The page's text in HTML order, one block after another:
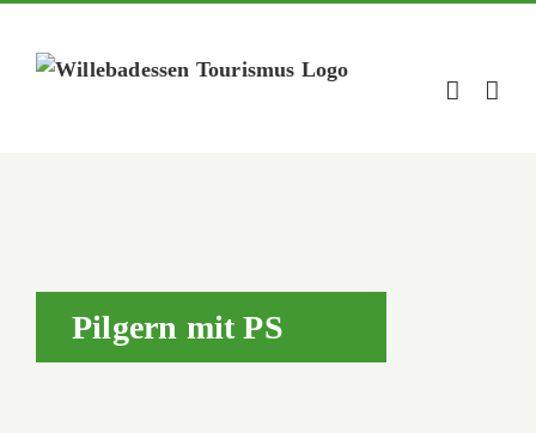
Inhalt
springen
Pilgern mit PS